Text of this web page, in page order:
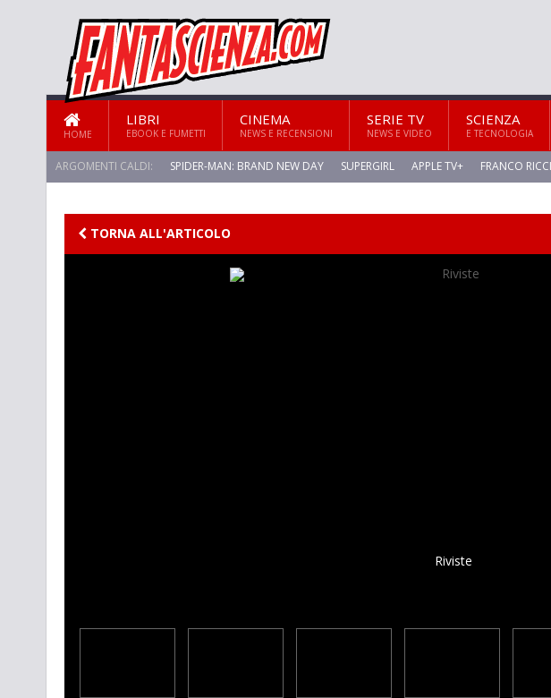
HOME
LIBRI
EBOOK E FUMETTI
CINEMA
NEWS E RECENSIONI
SERIE TV
NEWS E VIDEO
SCIENZA
E TECNOLOGIA
ARGOMENTI CALDI: SPIDER-MAN: BRAND NEW DAY SUPERGIRL APPLE TV+ FRANCO
TORNA ALL'ARTICOLO
Riviste